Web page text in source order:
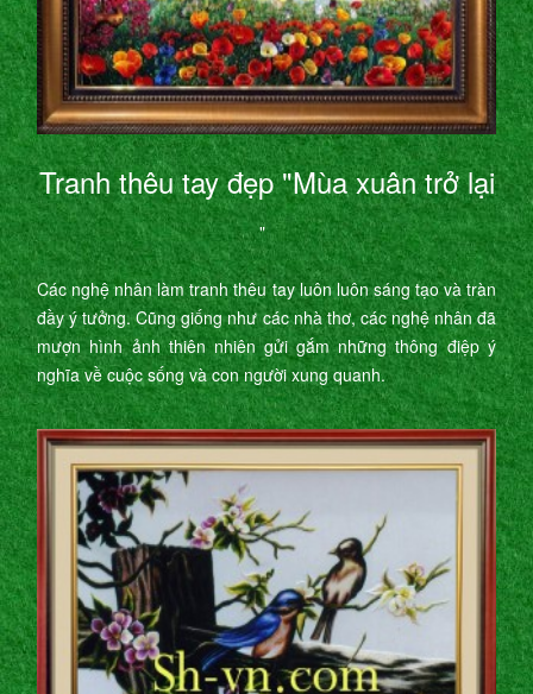
Tranh thêu tay đẹp "Mùa xuân trở lại
"
Các nghệ nhân làm tranh thêu tay luôn luôn sáng tạo và tràn
đầy ý tưởng. Cũng giống như các nhà thơ, các nghệ nhân đã
mượn hình ảnh thiên nhiên gửi gắm những thông điệp ý
nghĩa về cuộc sống và con người xung quanh.